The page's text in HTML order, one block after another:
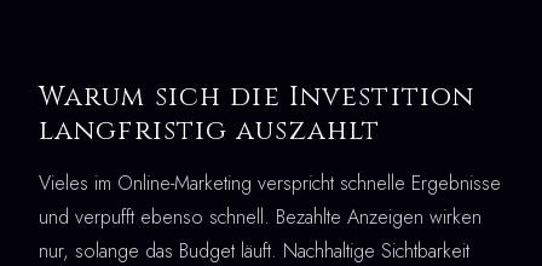
Warum sich die Investition
langfristig auszahlt
Vieles im Online-Marketing verspricht schnelle Ergebnisse
und verpufft ebenso schnell. Bezahlte Anzeigen wirken
nur, solange das Budget läuft. Nachhaltige Sichtbarkeit